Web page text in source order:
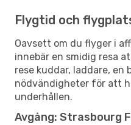
Flygtid och
Oavsett om du flyger i
innebär en smidig resa
rese kuddar, laddare, en
nödvändigheter för att
underhållen.
Avgång: Strasbourg